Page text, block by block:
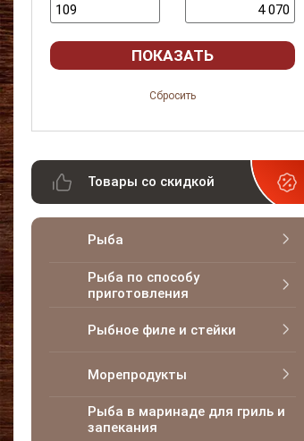
Товары со скидкой
Рыба
Рыба по способу
приготовления
Рыбное филе и стейки
Морепродукты
Рыба в маринаде для гриль и
запекания